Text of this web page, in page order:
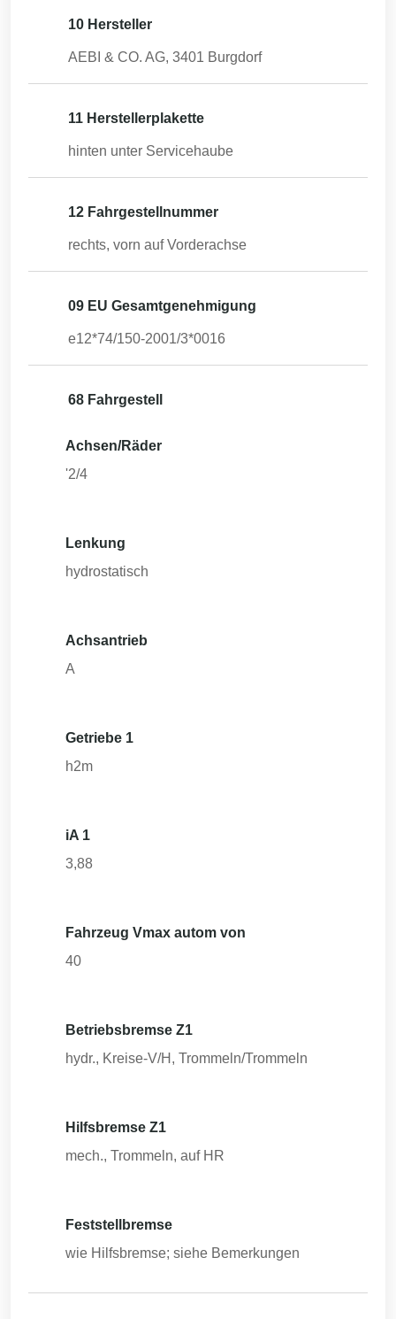
10 Hersteller
AEBI & CO. AG, 3401 Burgdorf
11 Herstellerplakette
hinten unter Servicehaube
12 Fahrgestellnummer
rechts, vorn auf Vorderachse
09 EU Gesamtgenehmigung
e12*74/150-2001/3*0016
68 Fahrgestell
Achsen/Räder
'2/4
Lenkung
hydrostatisch
Achsantrieb
A
Getriebe 1
h2m
iA 1
3,88
Fahrzeug Vmax autom von
40
Betriebsbremse Z1
hydr., Kreise-V/H, Trommeln/Trommeln
Hilfsbremse Z1
mech., Trommeln, auf HR
Feststellbremse
wie Hilfsbremse; siehe Bemerkungen